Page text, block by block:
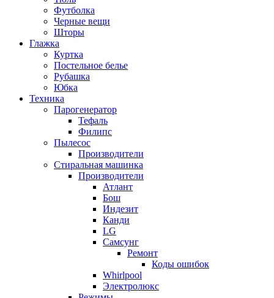
Футболка
Черные вещи
Шторы
Глажка
Куртка
Постельное белье
Рубашка
Юбка
Техника
Парогенератор
Тефаль
Филипс
Пылесос
Производители
Стиральная машинка
Производители
Атлант
Бош
Индезит
Канди
LG
Самсунг
Ремонт
Коды ошибок
Whirlpool
Электролюкс